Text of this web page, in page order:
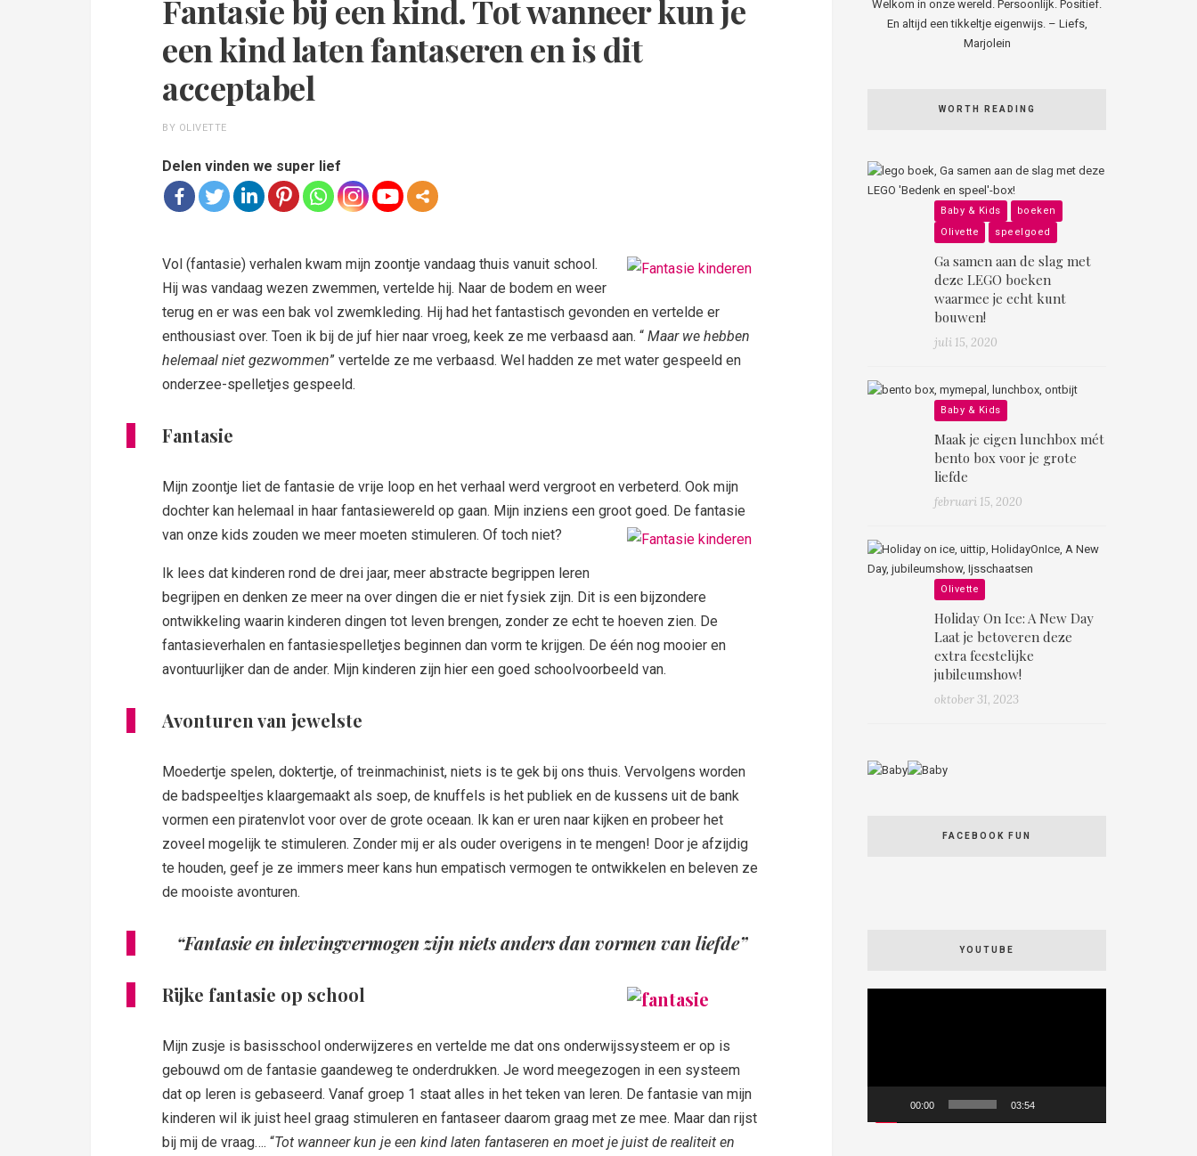
Fantasie bij een kind. Tot wanneer kun je
een kind laten fantaseren en is dit
acceptabel
BY OLIVETTE
Delen vinden we super lief
Vol (fantasie) verhalen kwam mijn zoontje vandaag thuis vanuit school.
Hij was vandaag wezen zwemmen, vertelde hij. Naar de bodem en weer
terug en er was een bak vol zwemkleding. Hij had het fantastisch gevonden en vertelde er
enthousiast over. Toen ik bij de juf hier naar vroeg, keek ze me verbaasd aan. “ Maar we hebben
helemaal niet gezwommen” vertelde ze me verbaasd. Wel hadden ze met water gespeeld en
onderzee-spelletjes gespeeld.
Fantasie
Mijn zoontje liet de fantasie de vrije loop en het verhaal werd vergroot en verbeterd. Ook mijn
dochter kan helemaal in haar fantasiewereld op gaan. Mijn inziens een groot goed. De fantasie
van onze kids zouden we meer moeten stimuleren. Of toch niet?
Ik lees dat kinderen rond de drei jaar, meer abstracte begrippen leren
begrijpen en denken ze meer na over dingen die er niet fysiek zijn. Dit is een bijzondere
ontwikkeling waarin kinderen dingen tot leven brengen, zonder ze echt te hoeven zien. De
fantasieverhalen en fantasiespelletjes beginnen dan vorm te krijgen. De één nog mooier en
avontuurlijker dan de ander. Mijn kinderen zijn hier een goed schoolvoorbeeld van.
Avonturen van jewelste
Moedertje spelen, doktertje, of treinmachinist, niets is te gek bij ons thuis. Vervolgens worden
de badspeeltjes klaargemaakt als soep, de knuffels is het publiek en de kussens uit de bank
vormen een piratenvlot voor over de grote oceaan. Ik kan er uren naar kijken en probeer het
zoveel mogelijk te stimuleren. Zonder mij er als ouder overigens in te mengen! Door je afzijdig
te houden, geef je ze immers meer kans hun empatisch vermogen te ontwikkelen en beleven ze
de mooiste avonturen.
“Fantasie en inlevingvermogen zijn niets anders dan vormen van liefde”
Rijke fantasie op school
Mijn zusje is basisschool onderwijzeres en vertelde me dat ons onderwijssysteem er op is
gebouwd om de fantasie gaandeweg te onderdrukken. Je word meegezogen in een systeem
dat op leren is gebaseerd. Vanaf groep 1 staat alles in het teken van leren. De fantasie van mijn
kinderen wil ik juist heel graag stimuleren en fantaseer daarom graag met ze mee. Maar dan rijst
bij mij de vraag…. “Tot wanneer kun je een kind laten fantaseren en moet je juist de realiteit en
Welkom in onze wereld. Persoonlijk. Positief.
En altijd een tikkeltje eigenwijs. – Liefs,
Marjolein
WORTH READING
Baby & Kids
boeken
Olivette
speelgoed
Ga samen aan de slag met
deze LEGO boeken
waarmee je echt kunt
bouwen!
juli 15, 2020
Baby & Kids
Maak je eigen lunchbox mét
bento box voor je grote
liefde
februari 15, 2020
Olivette
Holiday On Ice: A New Day
Laat je betoveren deze
extra feestelijke
jubileumshow!
oktober 31, 2023
FACEBOOK FUN
YOUTUBE
00:00 03:54